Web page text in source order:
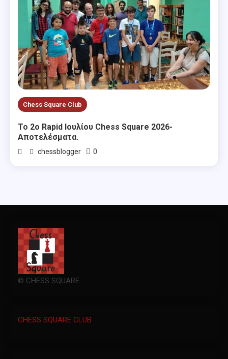
Chess Square Club
Το 2ο Rapid Ιουλίου Chess Square 2026-
Αποτελέσματα.
chessblogger 0
© CHESS SQUARE
CHESS SQUARE CLUB